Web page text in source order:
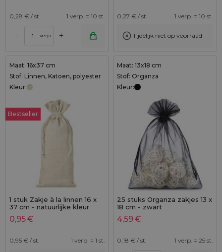
0,28 € / st. 1 verp. = 10 st.
– verp. +
0,27 € / st. 1 verp. = 10 st.
Tijdelijk niet op voorraad
Maat: 16x37 cm
Stof: Linnen, Katoen, polyester
Kleur:
Bestseller
1 stuk Zakje à la linnen 16 x
37 cm - natuurlijke kleur
0,95€
0,95 € / st. 1 verp. = 1 st.
Maat: 13x18 cm
Stof: Organza
Kleur:
25 stuks Organza zakjes 13 x
18 cm - zwart
4,59€
0,18 € / st. 1 verp. = 25 st.